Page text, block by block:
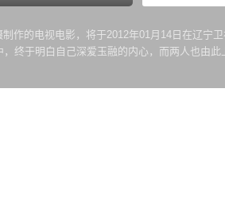
制作的电视电影，将于2012年01月14日在辽
终于明白自己深爱玉融的内心，而两人也由此